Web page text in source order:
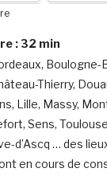
: 32 min
Boulogne-
Thierry,
Lille, Massy,
Sens,
d’Ascq … des
en cours de